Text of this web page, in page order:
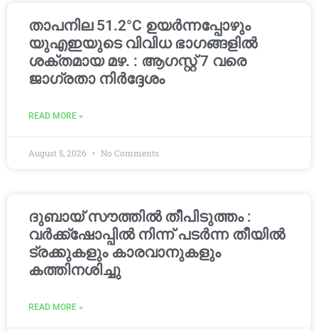
താപനില 51.2°C ഉയർന്നപ്പോഴും
യുഎഇയുടെ വിവിധ ഭാഗങ്ങളിൽ
ശക്തമായ മഴ. : ആഗസ്റ്റ് 7 വരെ
ജാഗ്രതാ നിർദ്ദേശം
READ MORE »
August 5, 2026 No Comments
ദുബായ് സൗത്തിൽ തീപിടുത്തം :
വർക്ക്‌ഷോപ്പിൽ നിന്ന് പടർന്ന തീയിൽ
ട്രക്കുകളും കാരവാനുകളും
കത്തിനശിച്ചു
READ MORE »